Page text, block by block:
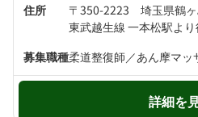
住所
〒350-2223 埼玉県鶴
募集職種柔道整復師／あん摩マッ
詳細を